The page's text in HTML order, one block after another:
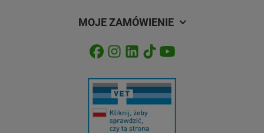
MOJE ZAMÓWIENIE